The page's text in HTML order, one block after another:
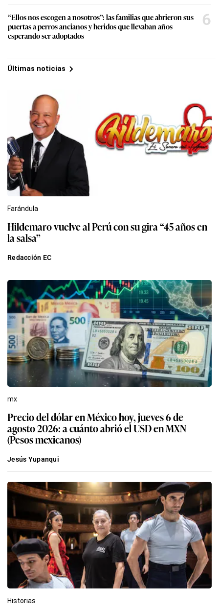
“Ellos nos escogen a nosotros”: las familias que abrieron sus
puertas a perros ancianos y heridos que llevaban años
esperando ser adoptados
6
Últimas noticias
Farándula
Hildemaro vuelve al Perú con su gira “45 años en
la salsa”
Redacción EC
mx
Precio del dólar en México hoy, jueves 6 de
agosto 2026: a cuánto abrió el USD en MXN
(Pesos mexicanos)
Jesús Yupanqui
Historias